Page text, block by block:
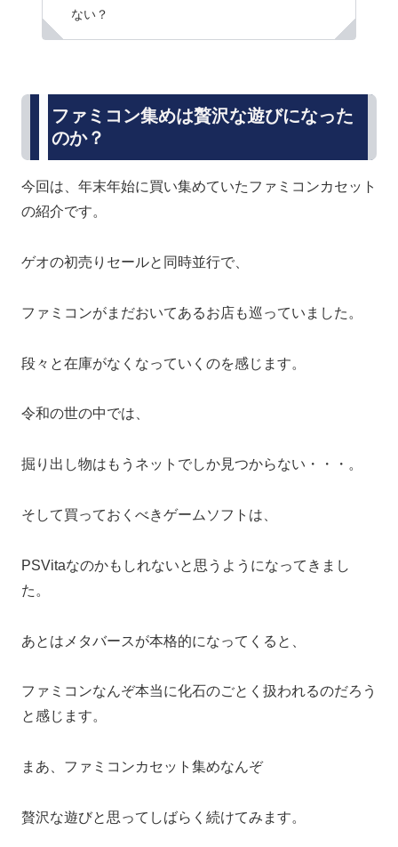
ない？
ファミコン集めは贅沢な遊びになった
のか？
今回は、年末年始に買い集めていたファミコンカセット
の紹介です。
ゲオの初売りセールと同時並行で、
ファミコンがまだおいてあるお店も巡っていました。
段々と在庫がなくなっていくのを感じます。
令和の世の中では、
掘り出し物はもうネットでしか見つからない・・・。
そして買っておくべきゲームソフトは、
PSVitaなのかもしれないと思うようになってきまし
た。
あとはメタバースが本格的になってくると、
ファミコンなんぞ本当に化石のごとく扱われるのだろう
と感じます。
まあ、ファミコンカセット集めなんぞ
贅沢な遊びと思ってしばらく続けてみます。